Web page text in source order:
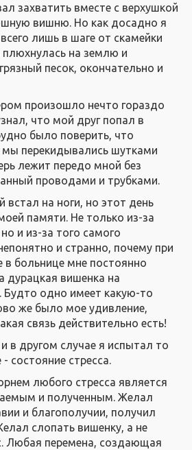
захватить вместе с верхушкой
вишню. Но как досадно я
лишь в шаге от скамейки
плюхнулась на землю и
песок, окончательно и
произошло нечто гораздо
что мой друг попал в
было поверить, что
перекидывались шутками
лежит передо мной без
проводами и трубками.
встал на ноги, но этот день
памяти. Не только из-за
и из-за того самого
и странно, почему при
больнице мне постоянно
дурацкая вишенка на
Будто одно имеет какую-то
же было мое удивление,
связь действительно есть!
в другом случае я испытал то
состояние стресса.
любого стресса является
и полученным. Желал
и благополучии, получил
слопать вишенку, а не
Любая перемена, создающая